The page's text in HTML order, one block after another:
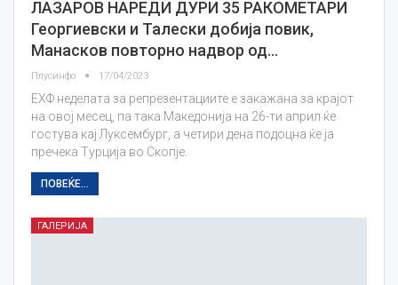
ЛАЗАРОВ НАРЕДИ ДУРИ 35 РАКОМЕТАРИ
Георгиевски и Талески добија повик,
Манасков повторно надвор од…
Плусинфо 17/04/2023
ЕХФ неделата за репрезентациите е закажана за крајот
на овој месец, па така Македонија на 26-ти април ќе
гостува кај Луксембург, а четири дена подоцна ќе ја
пречека Турција во Скопје.
ПОВЕЌЕ...
ГАЛЕРИЈА